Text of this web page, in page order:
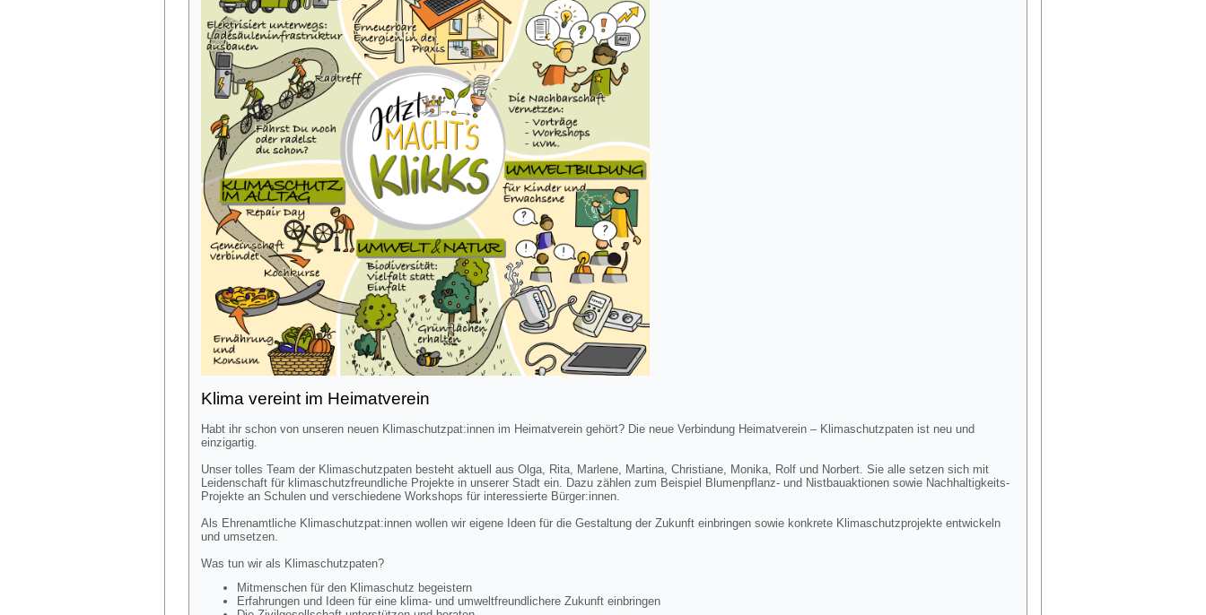
Klima vereint im Heimatverein
Habt ihr schon von unseren neuen Klimaschutzpat:innen im Heimatverein gehört? Die neue Verbindung Heimatverein – Klimaschutzpaten ist neu und
einzigartig.
Unser tolles Team der Klimaschutzpaten besteht aktuell aus Olga, Rita, Marlene, Martina, Christiane, Monika, Rolf und Norbert. Sie alle setzen sich mit
Leidenschaft für klimaschutzfreundliche Projekte in unserer Stadt ein. Dazu zählen zum Beispiel Blumenpflanz- und Nistbauaktionen sowie Nachhaltigkeits-
Projekte an Schulen und verschiedene Workshops für interessierte Bürger:innen.
Als Ehrenamtliche Klimaschutzpat:innen wollen wir eigene Ideen für die Gestaltung der Zukunft einbringen sowie konkrete Klimaschutzprojekte entwickeln
und umsetzen.
Was tun wir als Klimaschutzpaten?
Mitmenschen für den Klimaschutz begeistern
Erfahrungen und Ideen für eine klima- und umweltfreundlichere Zukunft einbringen